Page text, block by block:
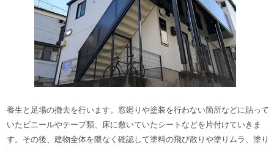
養生と足場の撤去を行います。 窓廻りや塗装を行わない箇所などに貼って
いたビニールやテープ類、床に敷いていたシートなどを片付けていきま
す。 その後、建物全体を隈なく確認して塗料の飛び散りや塗りムラ、塗り